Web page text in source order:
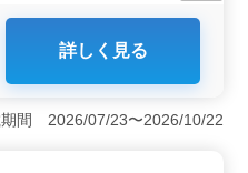
福島市栄町に位置する建
業務に精通した方を積極
、車通勤も可能で、週休2
トです。地域に根ざした
詳しく見る
間 2026/07/23〜2026/10/22